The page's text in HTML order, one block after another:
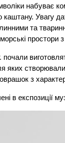
набуває
каштану. Увагу
та
простори
почали
яких
з
в експозиції